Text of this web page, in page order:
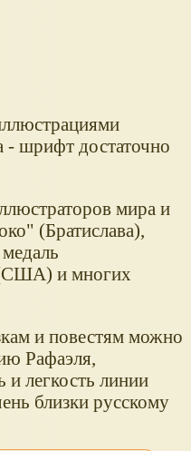
- шрифт достаточно
мира и
(Братислава),
(США) и многих
и повестям можно
Рафаэля,
и легкость линии
близки русскому